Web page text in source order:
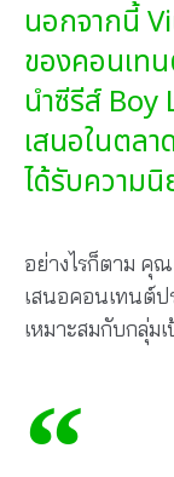
นอกจากนี้
ของคอนเท
นำซีรีส์ Boy
เสนอในตล
ได้รับความ
อย่างไรก็ตาม คุ
เสนอคอนเทนต์ป
เหมาะสมกับกลุ่ม